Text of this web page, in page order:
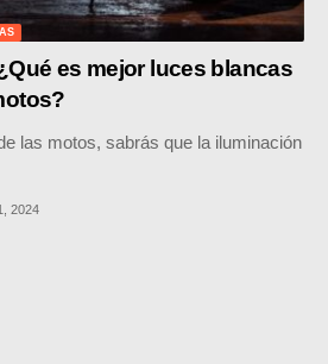
es mejor luces blancas
las motos, sabrás que la iluminación
2024